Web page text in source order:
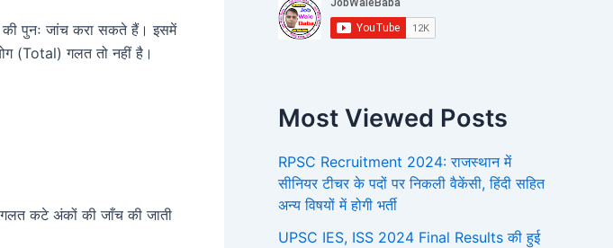
की पुनः जांच करा सकते हैं। इसमें
(Total) गलत तो नहीं है।
कटे अंकों की जाँच की जाती
Most Viewed Posts
RPSC Recruitment 2024: राजस्थान में
सीनियर टीचर के पदों पर निकली वैकेंसी, हिंदी सहित
अन्य विषयों में होगी भर्ती
UPSC IES, ISS 2024 Final Results की हुई